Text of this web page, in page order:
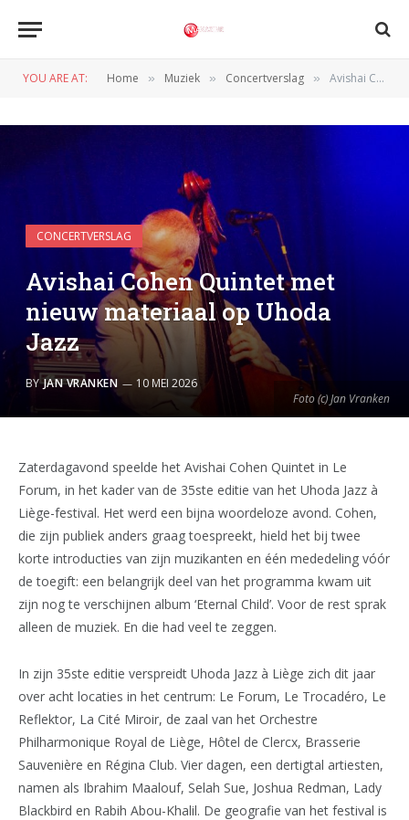
YOU ARE AT: Home » Muziek » Concertverslag » Avishai Cohen Quintet met nieuw materiaal op Uhoda Jazz
Foto (c) Jan Vranken
CONCERTVERSLAG
Avishai Cohen Quintet met
nieuw materiaal op Uhoda
Jazz
BY JAN VRANKEN 10 MEI 2026
Zaterdagavond speelde het Avishai Cohen Quintet in Le
Forum, in het kader van de 35ste editie van het Uhoda Jazz à
Liège-festival. Het werd een bijna woordeloze avond. Cohen,
die zijn publiek anders graag toespreekt, hield het bij twee
korte introducties van zijn muzikanten en één mededeling vóór
de toegift: een belangrijk deel van het programma kwam uit
zijn nog te verschijnen album ‘Eternal Child’. Voor de rest sprak
alleen de muziek. En die had veel te zeggen.
In zijn 35ste editie verspreidt Uhoda Jazz à Liège zich dit jaar
over acht locaties in het centrum: Le Forum, Le Trocadéro, Le
Reflektor, La Cité Miroir, de zaal van het Orchestre
Philharmonique Royal de Liège, Hôtel de Clercx, Brasserie
Sauvenière en Régina Club. Vier dagen, een dertigtal artiesten,
namen als Ibrahim Maalouf, Selah Sue, Joshua Redman, Lady
Blackbird en Rabih Abou-Khalil. De geografie van het festival is